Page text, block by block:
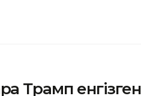
Трамп